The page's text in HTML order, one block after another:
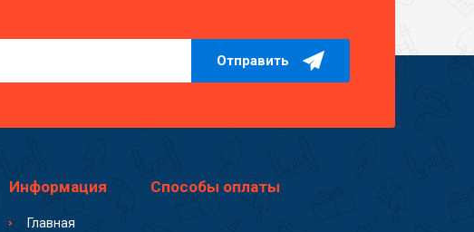
Отправить
Информация
Главная
Способы оплаты